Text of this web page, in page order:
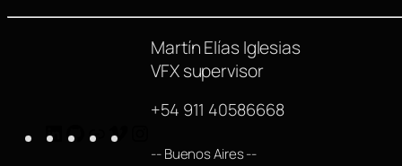
LinkedIn
GitHubhttps://www.imdb.com/name/
Martín Elías Iglesias
VFX supervisor
+54 911 40586668
-- Buenos Aires --